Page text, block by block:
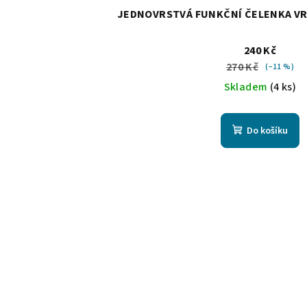
JEDNOVRSTVÁ FUNKČNÍ ČELENKA
240 Kč
270 Kč (–11 %)
Skladem (4 ks)
Do košíku